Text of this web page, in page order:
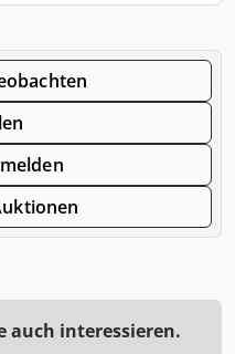
auch interessieren.